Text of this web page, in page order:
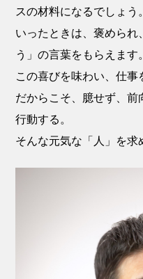
スの材料になるでしょう
いったときは、褒められ
う」の言葉をもらえます。
この喜びを味わい、仕事
だからこそ、臆せず、前
行動する。
そんな元気な「人」を求